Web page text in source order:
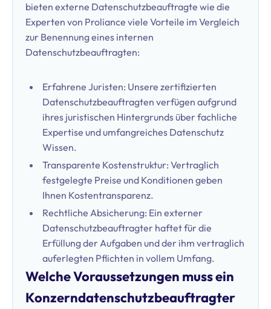
bieten externe Datenschutzbeauftragte wie die
Experten von Proliance viele Vorteile im Vergleich
zur Benennung eines internen
Datenschutzbeauftragten:
Erfahrene Juristen: Unsere zertifizierten
Datenschutzbeauftragten verfügen aufgrund
ihres juristischen Hintergrunds über fachliche
Expertise und umfangreiches Datenschutz
Wissen.
Transparente Kostenstruktur: Vertraglich
festgelegte Preise und Konditionen geben
Ihnen Kostentransparenz.
Rechtliche Absicherung: Ein externer
Datenschutzbeauftragter haftet für die
Erfüllung der Aufgaben und der ihm vertraglich
auferlegten Pflichten in vollem Umfang.
Welche Voraussetzungen muss ein
Konzerndatenschutzbeauftragter